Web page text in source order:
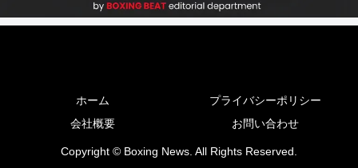
ホーム
プライバシーポリシー
会社概要
お問い合わせ
Copyright © Boxing News. All Rights Reserved.